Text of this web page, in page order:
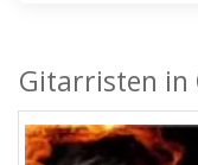
Gitarristen in